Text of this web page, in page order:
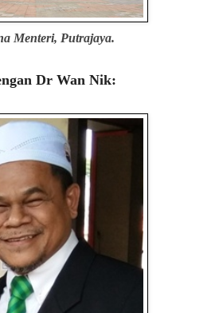
Menteri, Putrajaya.
Dr Wan Nik: